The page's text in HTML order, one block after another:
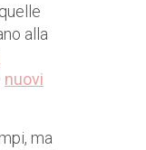
alla
nuovi
ma